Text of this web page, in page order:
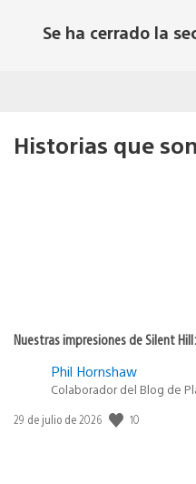
Se ha cerrado la
Historias que
Nuestras impresiones de Silent
Phil Hornshaw
Colaborador del Blog de
Fecha
29 de julio de 2026 10